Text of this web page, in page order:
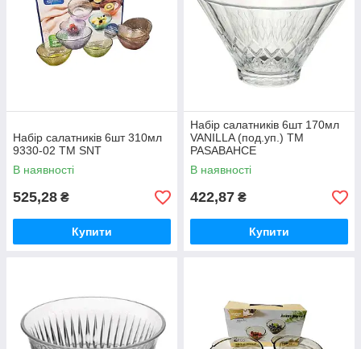
Набір салатників 6шт 310мл
9330-02 ТМ SNT
В наявності
525,28 ₴
Купити
Набір салатникiв 6шт 170мл
VANILLA (под.уп.) ТМ
PASABAHCE
В наявності
422,87 ₴
Купити